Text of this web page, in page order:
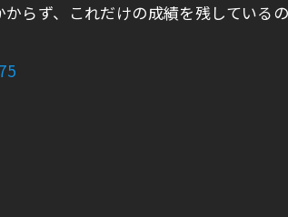
らず、これだけの成績を残している